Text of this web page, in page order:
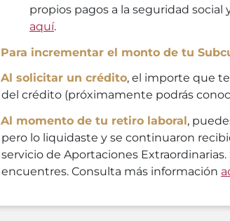
propios pagos a la seguridad social
aquí.
Para incrementar el monto de tu
Al solicitar un crédito, el importe que
del crédito (próximamente podrás
Al momento de tu retiro laboral ,
pero lo liquidaste y se continuaron
servicio de Aportaciones
encuentres. Consulta más información